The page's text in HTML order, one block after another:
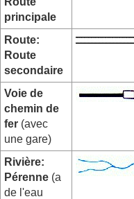
principale
Route:
Route
secondaire
Voie de
chemin de
fer (avec
une gare)
Rivière:
Pérenne (a
de l'eau